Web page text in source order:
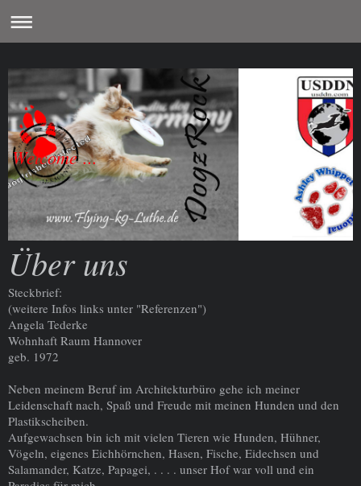
Welcome ...
Über uns
Steckbrief:
(weitere Infos links unter "Referenzen")
Angela Tederke
Wohnhaft Raum Hannover
geb. 1972
Neben meinem Beruf im Architekturbüro gehe ich meiner
Leidenschaft nach, Spaß und Freude mit meinen Hunden und den
Plastikscheiben.
Aufgewachsen bin ich mit vielen Tieren wie Hunden, Hühner,
Vögeln, eigenes Eichhörnchen, Hasen, Fische, Eidechsen und
Salamander, Katze, Papagei, . . . . unser Hof war voll und ein